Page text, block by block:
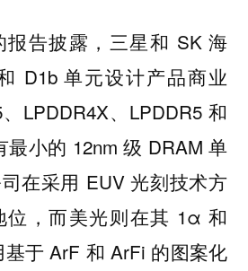
报告披露，三星和 SK 海
D1b 单元设计产品商业
LPDDR4X、LPDDR5 和
最小的 12nm 级 DRAM 单
在采用 EUV 光刻技术方
位，而美光则在其 1α 和
基于 ArF 和 ArFi 的图案化